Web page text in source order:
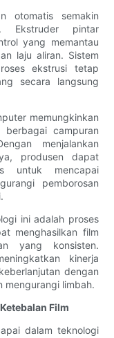
otomatis semakin
Ekstruder pintar
yang memantau
laju aliran. Sistem
ekstrusi tetap
secara langsung
memungkinkan
berbagai campuran
menjalankan
produsen dapat
untuk mencapai
pemborosan
ini adalah proses
menghasilkan film
yang konsisten.
kinerja
dengan
mengurangi limbah.
Film
dalam teknologi